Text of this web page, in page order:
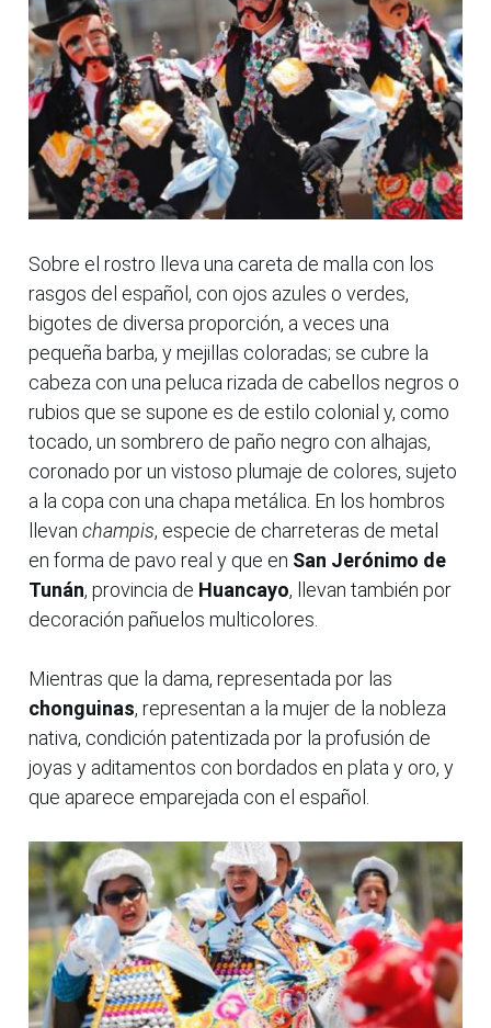
Sobre el rostro lleva una careta de malla con los
rasgos del español, con ojos azules o verdes,
bigotes de diversa proporción, a veces una
pequeña barba, y mejillas coloradas; se cubre la
cabeza con una peluca rizada de cabellos negros o
rubios que se supone es de estilo colonial y, como
tocado, un sombrero de paño negro con alhajas,
coronado por un vistoso plumaje de colores, sujeto
a la copa con una chapa metálica. En los hombros
llevan champis, especie de charreteras de metal
en forma de pavo real y que en San Jerónimo de
Tunán, provincia de Huancayo, llevan también por
decoración pañuelos multicolores.
Mientras que la dama, representada por las
chonguinas, representan a la mujer de la nobleza
nativa, condición patentizada por la profusión de
joyas y aditamentos con bordados en plata y oro, y
que aparece emparejada con el español.